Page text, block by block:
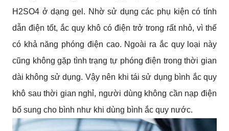
H2SO4 ở dạng gel. Nhờ sử dụng các phụ kiện có tính
dẫn điện tốt, ắc quy khô có điện trở trong rất nhỏ, vì thế
có khả năng phóng điện cao. Ngoài ra ắc quy loại này
cũng không gặp tình trạng tự phóng điện trong thời gian
dài không sử dụng. Vậy nên khi tái sử dụng bình ắc quy
khô sau thời gian nghỉ, người dùng không cần nạp điện
bổ sung cho bình như khi dùng bình ắc quy nước.